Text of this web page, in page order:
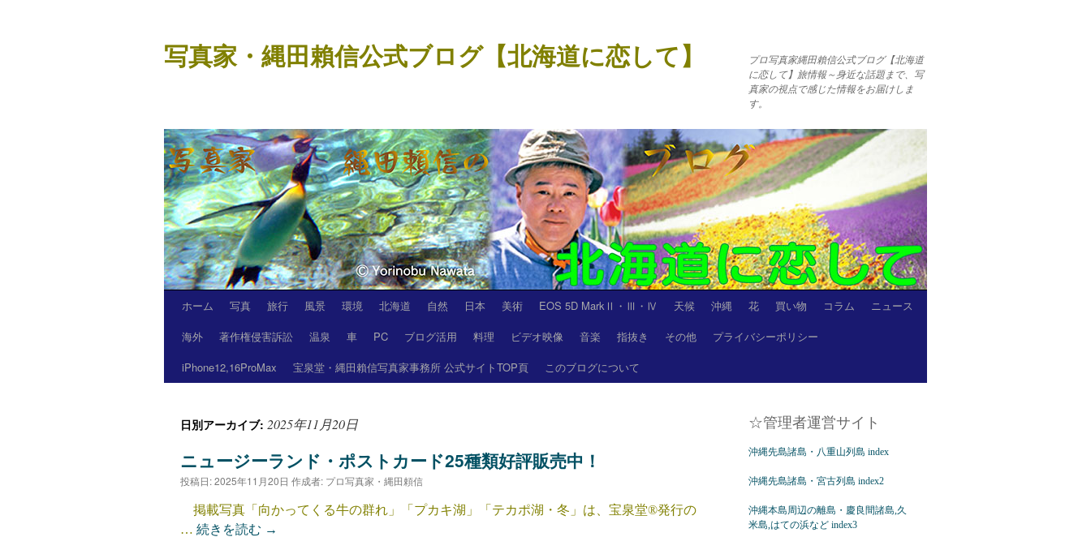
テ
ン
ッ
プ
写真家・縄田賴信公式ブログ【北海道に恋して】
プロ写真家縄田賴信公式ブログ【北海道
に恋して】旅情報～身近な話題まで、写
真家の視点で感じた情報をお届けしま
す。
ホーム 写真 旅行 風景 環境 北海道 自然 日本 美術 EOS 5D MarkⅡ・Ⅲ・Ⅳ 天候 沖縄 花 買い物 コラム
ニュース
海外
著作権侵害訴訟 温泉 車 PC ブログ活用 料理 ビデオ映像 音楽 指抜き その他
プライバシーポリシー
iPhone12,16ProMax
宝泉堂・縄田賴信写真家事務所 公式サイトTOP頁 このブログについて
日別アーカイブ: 2025年11月20日
ニュージーランド・ポストカード25種類好評販売中！
投稿日:2025年11月20日 作成者: プロ写真家・縄田頼信
掲載写真「向かってくる牛の群れ」「プカキ湖」「テカポ湖・冬」は、宝泉堂®発行の
… 続きを読む →
☆管理者運営サイト
沖縄先島諸島・八重山列島 index
沖縄先島諸島・宮古列島 index2
沖縄本島周辺の離島・慶良間諸島,久
米島,はての浜など index3